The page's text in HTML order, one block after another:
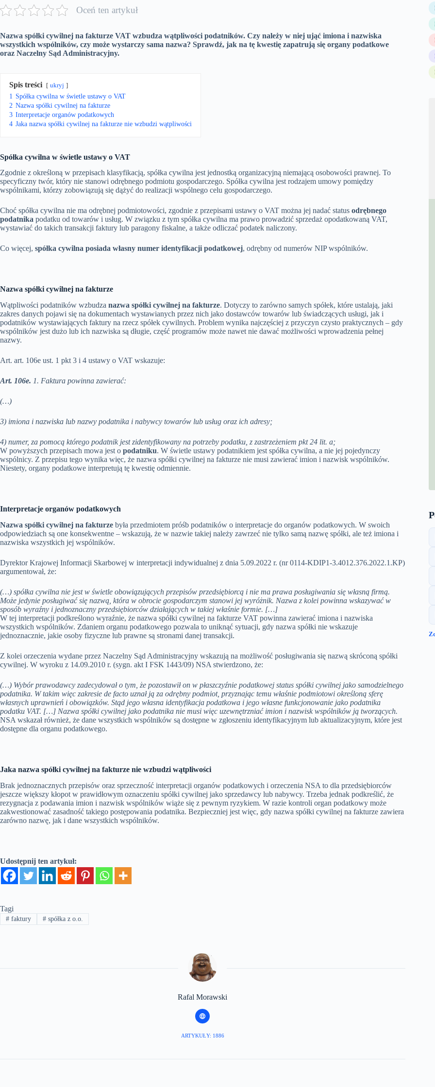
Oceń ten artykuł
Nazwa spółki cywilnej na fakturze VAT wzbudza wątpliwości podatników. Czy należy w niej ująć imiona i nazwiska
wszystkich wspólników, czy może wystarczy sama nazwa? Sprawdź, jak na tę kwestię zapatrują się organy podatkowe
oraz Naczelny Sąd Administracyjny.
Spis treści ukryj
1 Spółka cywilna w świetle ustawy o VAT
2 Nazwa spółki cywilnej na fakturze
3 Interpretacje organów podatkowych
4 Jaka nazwa spółki cywilnej na fakturze nie wzbudzi wątpliwości
Spółka cywilna w świetle ustawy o VAT
Zgodnie z określoną w przepisach klasyfikacją, spółka cywilna jest jednostką organizacyjną niemającą osobowości prawnej. To
specyficzny twór, który nie stanowi odrębnego podmiotu gospodarczego. Spółka cywilna jest rodzajem umowy pomiędzy
wspólnikami, którzy zobowiązują się dążyć do realizacji wspólnego celu gospodarczego.
Choć spółka cywilna nie ma odrębnej podmiotowości, zgodnie z przepisami ustawy o VAT można jej nadać status odrębnego
podatnika podatku od towarów i usług. W związku z tym spółka cywilna ma prawo prowadzić sprzedaż opodatkowaną VAT,
wystawiać do takich transakcji faktury lub paragony fiskalne, a także odliczać podatek naliczony.
Co więcej, spółka cywilna posiada własny numer identyfikacji podatkowej, odrębny od numerów NIP wspólników.
Nazwa spółki cywilnej na fakturze
Wątpliwości podatników wzbudza nazwa spółki cywilnej na fakturze. Dotyczy to zarówno samych spółek, które ustalają, jaki
zakres danych pojawi się na dokumentach wystawianych przez nich jako dostawców towarów lub świadczących usługi, jak i
podatników wystawiających faktury na rzecz spółek cywilnych. Problem wynika najczęściej z przyczyn czysto praktycznych – gdy
wspólników jest dużo lub ich nazwiska są długie, część programów może nawet nie dawać możliwości wprowadzenia pełnej
nazwy.
Art. art. 106e ust. 1 pkt 3 i 4 ustawy o VAT wskazuje:
Art. 106e. 1. Faktura powinna zawierać:
(…)
3) imiona i nazwiska lub nazwy podatnika i nabywcy towarów lub usług oraz ich adresy;
4) numer, za pomocą którego podatnik jest zidentyfikowany na potrzeby podatku, z zastrzeżeniem pkt 24 lit. a;
W powyższych przepisach mowa jest o podatniku. W świetle ustawy podatnikiem jest spółka cywilna, a nie jej pojedynczy
wspólnicy. Z przepisu tego wynika więc, że nazwa spółki cywilnej na fakturze nie musi zawierać imion i nazwisk wspólników.
Niestety, organy podatkowe interpretują tę kwestię odmiennie.
Interpretacje organów podatkowych
Nazwa spółki cywilnej na fakturze była przedmiotem próśb podatników o interpretacje do organów podatkowych. W swoich
odpowiedziach są one konsekwentne – wskazują, że w nazwie takiej należy zawrzeć nie tylko samą nazwę spółki, ale też imiona i
nazwiska wszystkich jej wspólników.
Dyrektor Krajowej Informacji Skarbowej w interpretacji indywidualnej z dnia 5.09.2022 r. (nr 0114-KDIP1-3.4012.376.2022.1.KP)
argumentował, że:
(…) spółka cywilna nie jest w świetle obowiązujących przepisów przedsiębiorcą i nie ma prawa posługiwania się własną firmą.
Może jedynie posługiwać się nazwą, która w obrocie gospodarczym stanowi jej wyróżnik. Nazwa z kolei powinna wskazywać w
sposób wyraźny i jednoznaczny przedsiębiorców działających w takiej właśnie formie. […]
W tej interpretacji podkreślono wyraźnie, że nazwa spółki cywilnej na fakturze VAT powinna zawierać imiona i nazwiska
wszystkich wspólników. Zdaniem organu podatkowego pozwala to uniknąć sytuacji, gdy nazwa spółki nie wskazuje
jednoznacznie, jakie osoby fizyczne lub prawne są stronami danej transakcji.
Z kolei orzeczenia wydane przez Naczelny Sąd Administracyjny wskazują na możliwość posługiwania się nazwą skróconą spółki
cywilnej. W wyroku z 14.09.2010 r. (sygn. akt I FSK 1443/09) NSA stwierdzono, że:
(…) Wybór prawodawcy zadecydował o tym, że pozostawił on w płaszczyźnie podatkowej status spółki cywilnej jako samodzielnego
podatnika. W takim więc zakresie de facto uznał ją za odrębny podmiot, przyznając temu właśnie podmiotowi określoną sferę
własnych uprawnień i obowiązków. Stąd jego własna identyfikacja podatkowa i jego własne funkcjonowanie jako podatnika
podatku VAT. […] Nazwa spółki cywilnej jako podatnika nie musi więc uzewnętrzniać imion i nazwisk wspólników ją tworzących.
NSA wskazał również, że dane wszystkich wspólników są dostępne w zgłoszeniu identyfikacyjnym lub aktualizacyjnym, które jest
dostępne dla organu podatkowego.
Jaka nazwa spółki cywilnej na fakturze nie wzbudzi wątpliwości
Brak jednoznacznych przepisów oraz sprzeczność interpretacji organów podatkowych i orzeczenia NSA to dla przedsiębiorców
jeszcze większy kłopot w prawidłowym oznaczeniu spółki cywilnej jako sprzedawcy lub nabywcy. Trzeba jednak podkreślić, że
rezygnacja z podawania imion i nazwisk wspólników wiąże się z pewnym ryzykiem. W razie kontroli organ podatkowy może
zakwestionować zasadność takiego postępowania podatnika. Bezpieczniej jest więc, gdy nazwa spółki cywilnej na fakturze zawiera
zarówno nazwę, jak i dane wszystkich wspólników.
Udostępnij ten artykuł:
Tagi
#faktury #spółka z o.o.
Rafal Morawski
ARTYKUŁY: 1886